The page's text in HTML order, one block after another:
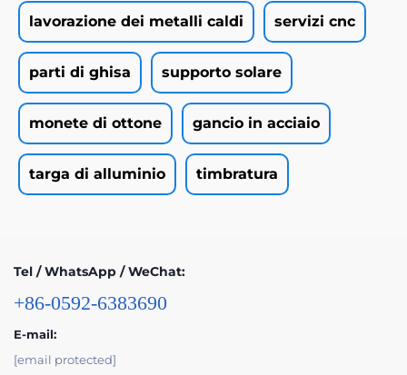
lavorazione dei metalli caldi servizi cnc
parti di ghisa supporto solare
monete di ottone gancio in acciaio
targa di alluminio timbratura
Tel / WhatsApp / WeChat:
+86-0592-6383690
E-mail:
[email protected]